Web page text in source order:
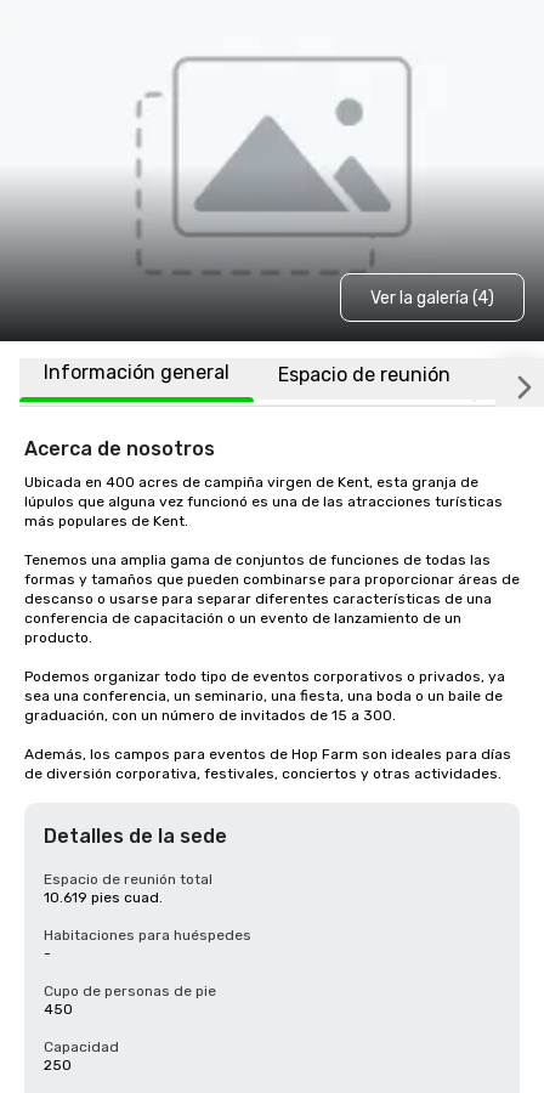
Ver la galería (4)
Información general Espacio de reunión
Acerca de nosotros
Ubicada en 400 acres de campiña virgen de Kent, esta granja de
lúpulos que alguna vez funcionó es una de las atracciones turísticas
más populares de Kent.
Tenemos una amplia gama de conjuntos de funciones de todas las
formas y tamaños que pueden combinarse para proporcionar áreas de
descanso o usarse para separar diferentes características de una
conferencia de capacitación o un evento de lanzamiento de un
producto.
Podemos organizar todo tipo de eventos corporativos o privados, ya
sea una conferencia, un seminario, una fiesta, una boda o un baile de
graduación, con un número de invitados de 15 a 300.
Además, los campos para eventos de Hop Farm son ideales para días
de diversión corporativa, festivales, conciertos y otras actividades.
Detalles de la sede
Espacio de reunión total
10.619 pies cuad.
Habitaciones para huéspedes
-
Cupo de personas de pie
450
Capacidad
250